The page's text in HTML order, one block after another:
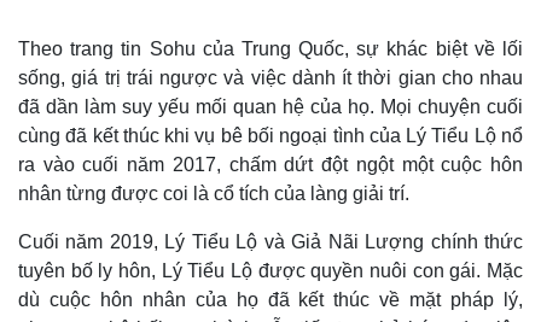
Theo trang tin Sohu của Trung Quốc, sự khác biệt về lối
sống, giá trị trái ngược và việc dành ít thời gian cho nhau
đã dần làm suy yếu mối quan hệ của họ. Mọi chuyện cuối
cùng đã kết thúc khi vụ bê bối ngoại tình của Lý Tiểu Lộ nổ
ra vào cuối năm 2017, chấm dứt đột ngột một cuộc hôn
nhân từng được coi là cổ tích của làng giải trí.
Cuối năm 2019, Lý Tiểu Lộ và Giả Nãi Lượng chính thức
tuyên bố ly hôn, Lý Tiểu Lộ được quyền nuôi con gái. Mặc
dù cuộc hôn nhân của họ đã kết thúc về mặt pháp lý,